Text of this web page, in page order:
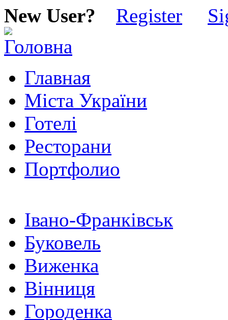
New User? Register
Главная
Міста України
Готелі
Ресторани
Портфолио
Івано-Франківськ
Буковель
Виженка
Вінниця
Городенка